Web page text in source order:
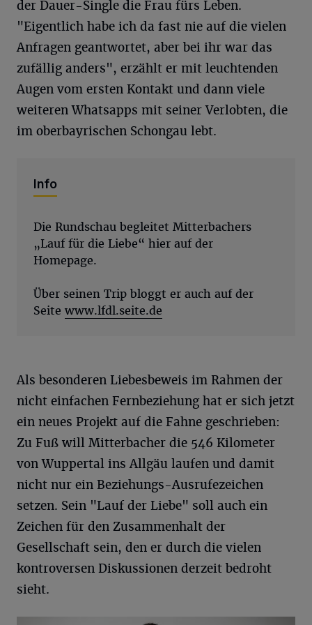
der Dauer-Single die Frau fürs Leben.
"Eigentlich habe ich da fast nie auf die vielen
Anfragen geantwortet, aber bei ihr war das
zufällig anders", erzählt er mit leuchtenden
Augen vom ersten Kontakt und dann viele
weiteren Whatsapps mit seiner Verlobten, die
im oberbayrischen Schongau lebt.
Info
Die Rundschau begleitet Mitterbachers
„Lauf für die Liebe“ hier auf der
Homepage.
Über seinen Trip bloggt er auch auf der
Seite www.lfdl.seite.de
Als besonderen Liebesbeweis im Rahmen der
nicht einfachen Fernbeziehung hat er sich jetzt
ein neues Projekt auf die Fahne geschrieben:
Zu Fuß will Mitterbacher die 546 Kilometer
von Wuppertal ins Allgäu laufen und damit
nicht nur ein Beziehungs-Ausrufezeichen
setzen. Sein "Lauf der Liebe" soll auch ein
Zeichen für den Zusammenhalt der
Gesellschaft sein, den er durch die vielen
kontroversen Diskussionen derzeit bedroht
sieht.